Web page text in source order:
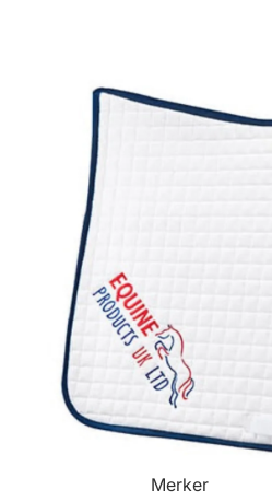
Merker